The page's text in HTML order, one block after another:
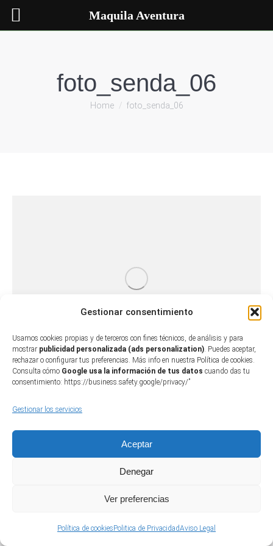
Gestionar consentimiento
Usamos cookies propias y de terceros con fines técnicos, de análisis y para
mostrar publicidad personalizada (ads personalization). Puedes aceptar,
rechazar o configurar tus preferencias. Más info en nuestra Política de cookies.
Consulta cómo Google usa la información de tus datos cuando das tu
consentimiento: https://business.safety.google/privacy/”
Gestionar los servicios
Aceptar
Denegar
Ver preferencias
Política de cookies Politica de PrivacidadAviso Legal
foto_senda_06
You are here:
Home foto_senda_06
Maquila Aventura